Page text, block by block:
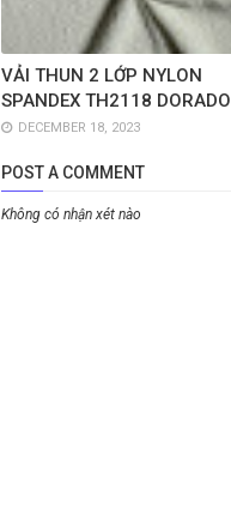
VẢI THUN 2 LỚP NYLON
SPANDEX TH2118 DORADO
DECEMBER 18, 2023
POST A COMMENT
Không có nhận xét nào